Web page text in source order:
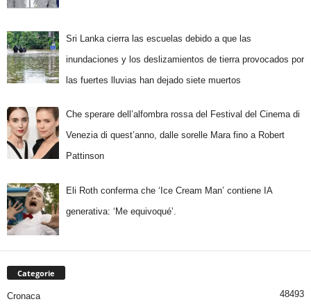
Sri Lanka cierra las escuelas debido a que las
inundaciones y los deslizamientos de tierra provocados por
las fuertes lluvias han dejado siete muertos
Che sperare dell’alfombra rossa del Festival del Cinema di
Venezia di quest’anno, dalle sorelle Mara fino a Robert
Pattinson
Eli Roth conferma che ‘Ice Cream Man’ contiene IA
generativa: ‘Me equivoqué’.
Categorie
Cronaca 48493